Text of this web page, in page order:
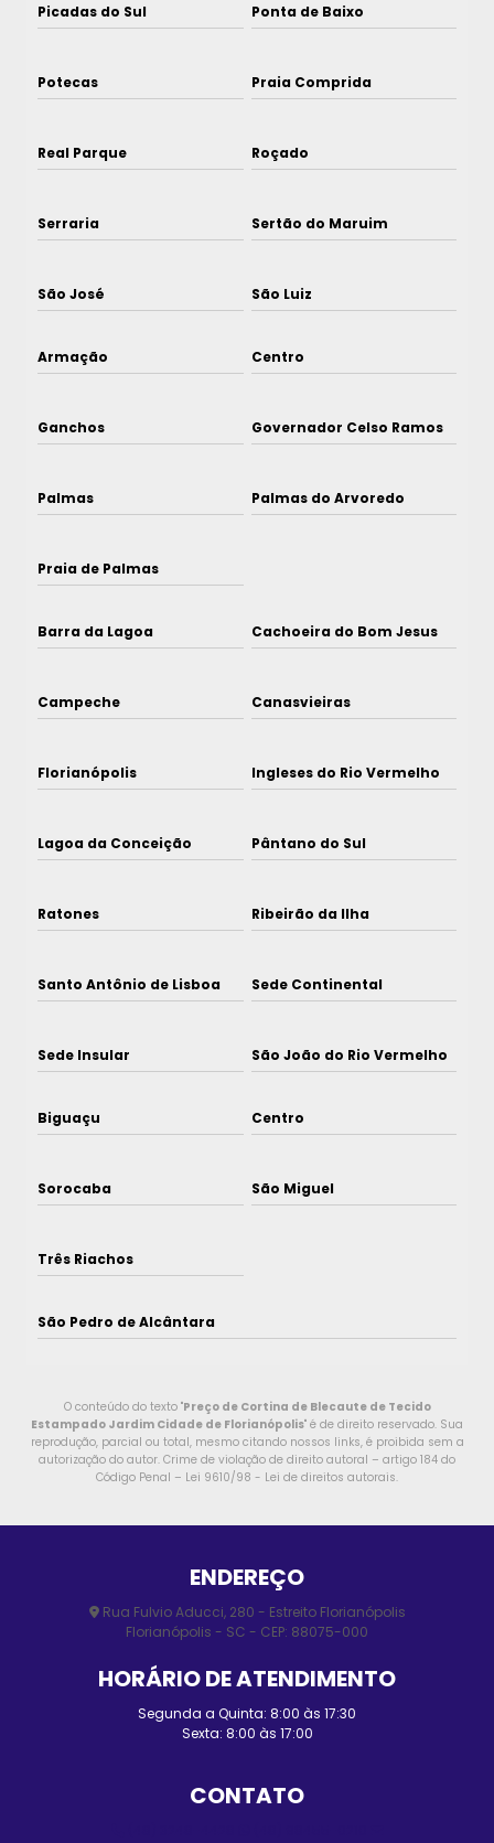
Picadas do Sul Ponta de Baixo
Potecas Praia Comprida
Real Parque Roçado
Serraria Sertão do Maruim
São José São Luiz
Armação Centro
Ganchos Governador Celso Ramos
Palmas Palmas do Arvoredo
Praia de Palmas
Barra da Lagoa Cachoeira do Bom Jesus
Campeche Canasvieiras
Florianópolis Ingleses do Rio Vermelho
Lagoa da Conceição Pântano do Sul
Ratones Ribeirão da Ilha
Santo Antônio de Lisboa Sede Continental
Sede Insular São João do Rio Vermelho
Biguaçu Centro
Sorocaba São Miguel
Três Riachos
São Pedro de Alcântara
O conteúdo do texto "Preço de Cortina de Blecaute de Tecido
Estampado Jardim Cidade de Florianópolis" é de direito reservado. Sua
reprodução, parcial ou total, mesmo citando nossos links, é proibida sem a
autorização do autor. Crime de violação de direito autoral – artigo 184 do
Código Penal – Lei 9610/98 - Lei de direitos autorais.
ENDEREÇO
Rua Fulvio Aducci, 280 - Estreito Florianópolis
Florianópolis - SC - CEP: 88075-000
HORÁRIO DE ATENDIMENTO
Segunda a Quinta: 8:00 às 17:30
Sexta: 8:00 às 17:00
CONTATO